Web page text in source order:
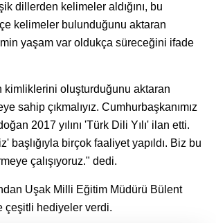
dillerden kelimeler aldığını, bu
kelimeler bulunduğunu aktaran
yaşam var oldukça süreceğini ifade
kimliklerini oluşturduğunu aktaran
sahip çıkmalıyız. Cumhurbaşkanımız
2017 yılını 'Türk Dili Yılı' ilan etti.
başlığıyla birçok faaliyet yapıldı. Biz bu
çalışıyoruz." dedi.
Uşak Milli Eğitim Müdürü Bülent
çeşitli hediyeler verdi.